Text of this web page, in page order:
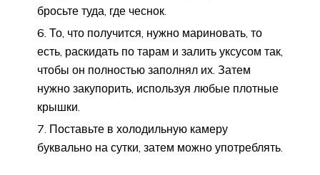
бросьте туда, где чеснок.
То, что получится, нужно мариновать, то
есть, раскидать по тарам и залить уксусом так,
чтобы он полностью заполнял их. Затем
нужно закупорить, используя любые плотные
крышки.
Поставьте в холодильную камеру
буквально на сутки, затем можно употреблять.